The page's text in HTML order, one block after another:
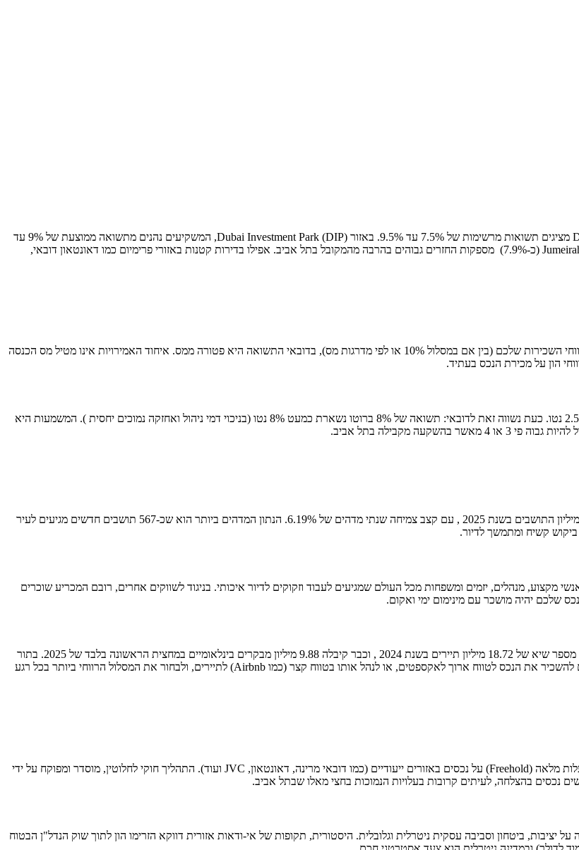
הנתונים מראים בבירור היכן נמצא הכסף. אזורים מתפתחים ופופולריים כמו Dubai South מציגים תשואות מרשימות של 7.5% עד 9.5%. באזור Dubai Investment Park (DIP), המשקיעים נהנים מתשואה ממוצעת של 9% עד
11%. גם שכונות מבוקשות אחרות כמו Remraam (כ-9.03%) ו-Jumeirah Village Circle (JVC) (כ-7.9%) מספקות החזרים גבוהים בהרבה מהמקובל בתל אביב. אפילו בדירות קטנות באזורי פרימיום כמו דאונטאון דובאי,
כאן טמון ההבדל המשנה את כל כללי המשחק: המיסוי. בעוד שבישראל תשלמו מס על רווחי השכירות שלכם (בין אם במסלול 10% או לפי מדרגות מס), בדובאי התשואה היא פטורה ממס. איחוד האמירויות אינו מטיל מס הכנסה
הון על מכירת הנכס בעתיד.
זהו "מכפיל תשואה" אדיר. נחזור לדוגמה הישראלית: 3.5% ברוטו שהופכים ל-2% עד 2.5% נטו. כעת נשווה זאת לדובאי: תשואה של 8% ברוטו נשארת כמעט 8% נטו (בניכוי דמי ניהול ואחזקה נמוכים יחסית ). המשמעות היא
מקבילה בתל אביב.
הביקוש בדובאי אינו ספקולטיבי; הוא דמוגרפי. אוכלוסיית דובאי חצתה רשמית את קו 4 מיליון התושבים בשנת 2025 , עם קצב צמיחה שנתי מדהים של 6.19%. הנתון המדהים ביותר הוא שכ-567 תושבים חדשים מגיעים לעיר
ביקוש קשיח ומתמשך לדיור.
זרים). אלו אנשי מקצוע, מנהלים, יזמים ומשפחות מכל העולם שמגיעים לעבוד וזקוקים לדיור איכותי. בניגוד לשווקים אחרים, רובם המכריע שוכרים
שלכם יהיה מושכר עם מינימום ימי ואקום.
בנוסף לשוק המגורים היציב, דובאי מפעילה מנוע ביקוש אדיר נוסף: תיירות. העיר אירחה מספר שיא של 18.72 מיליון תיירים בשנת 2024 , וכבר קיבלה 9.88 מיליון מבקרים בינלאומיים במחצית הראשונה בלבד של 2025. בתור
משקיעים המלווים על ידי HorizonSkyline, זה נותן לכם גמישות מקסימלית: אתם יכולים להשכיר את הנכס לטווח ארוך לאקספטים, או לנהל אותו בטווח קצר (כמו Airbnb) לתיירים, ולבחור את המסלול הרווחי ביותר בכל רגע
בהחלט כן. מאז 2002, חוקי דובאי מאפשרים למשקיעים זרים, כולל ישראלים, לרכוש בעלות מלאה (Freehold) על נכסים באזורים ייעודיים (כמו דובאי מרינה, דאונטאון, JVC ועוד). התהליך חוקי לחלוטין, מוסדר ומפוקח על ידי
ביטחון וסביבה עסקית ניטרלית וגלובלית. היסטורית, תקופות של אי-ודאות אזורית דווקא הזרימו הון לתוך שוק הנדל"ן הבטוח